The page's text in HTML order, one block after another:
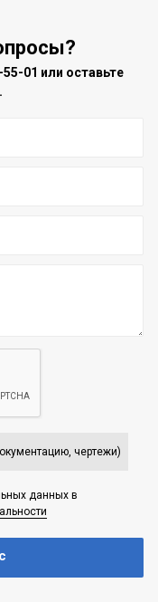
55-01 или оставьте
чертежи)
данных в